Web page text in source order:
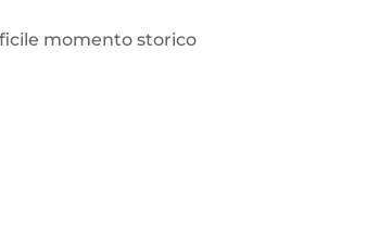
momento storico